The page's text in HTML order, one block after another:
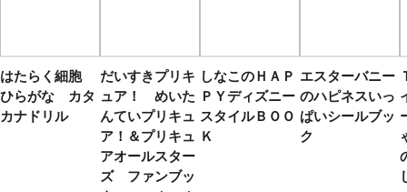
はたらく細胞
ひらがな カタ
カナドリル
だいすきプリキ
ュア！ めいた
んていプリキュ
ア！＆プリキュ
アオールスター
ズ ファンブッ
しなこのＨＡＰ
ＰＹディズニー
スタイルＢＯＯ
Ｋ
エスターバニー
のハピネスいっ
ぱいシールブッ
ク